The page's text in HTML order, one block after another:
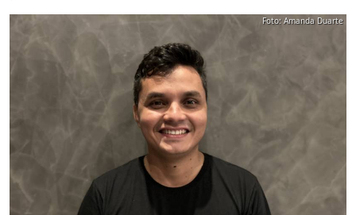
Foto: Amanda Duarte